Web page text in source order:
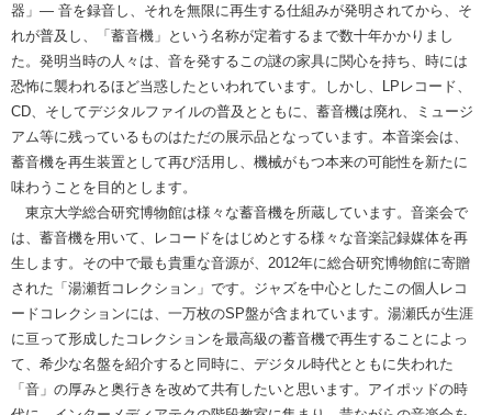
器」― 音を録音し、それを無限に再生する仕組みが発明されてから、そ
れが普及し、「蓄音機」という名称が定着するまで数十年かかりまし
た。発明当時の人々は、音を発するこの謎の家具に関心を持ち、時には
恐怖に襲われるほど当惑したといわれています。しかし、LPレコード、
CD、そしてデジタルファイルの普及とともに、蓄音機は廃れ、ミュージ
アム等に残っているものはただの展示品となっています。本音楽会は、
蓄音機を再生装置として再び活用し、機械がもつ本来の可能性を新たに
味わうことを目的とします。
東京大学総合研究博物館は様々な蓄音機を所蔵しています。音楽会で
は、蓄音機を用いて、レコードをはじめとする様々な音楽記録媒体を再
生します。その中で最も貴重な音源が、2012年に総合研究博物館に寄贈
された「湯瀬哲コレクション」です。ジャズを中心としたこの個人レコ
ードコレクションには、一万枚のSP盤が含まれています。湯瀬氏が生涯
に亘って形成したコレクションを最高級の蓄音機で再生することによっ
て、希少な名盤を紹介すると同時に、デジタル時代とともに失われた
「音」の厚みと奥行きを改めて共有したいと思います。アイポッドの時